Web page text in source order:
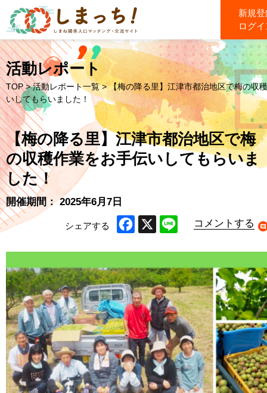
新規
ログ
活動レポート
TOP >活動レポート一覧> 【梅の降る里】江津市都治地区で梅の収
いしてもらいました！
【梅の降る里】江津市都治地区で梅
の収穫作業をお手伝いしてもらいま
した！
開催期間： 2025年6月7日
シェアする
コメントする